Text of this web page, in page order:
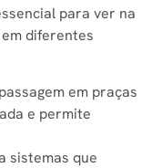
para ver na
em diferentes
em praças
e permite
sistemas que